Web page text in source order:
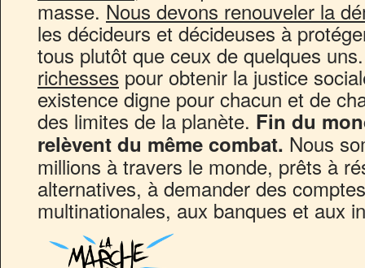
masse. Nous devons renouveler la
les décideurs et décideuses à
tous plutôt que ceux de quelques
richesses pour obtenir la justice
existence digne pour chacun et de
des limites de la planète. Fin du
relèvent du même combat. Nous
millions à travers le monde, prêts à
alternatives, à demander des
multinationales, aux banques et aux